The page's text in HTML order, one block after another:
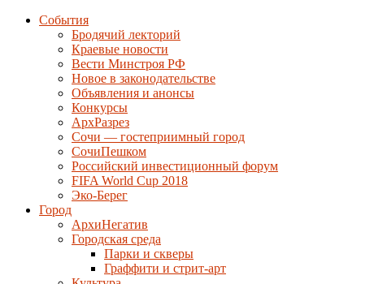
События
Бродячий лекторий
Краевые новости
Вести Минстроя РФ
Новое в законодательстве
Объявления и анонсы
Конкурсы
АрхРазрез
Сочи — гостеприимный город
СочиПешком
Российский инвестиционный форум
FIFA World Cup 2018
Эко-Берег
Город
АрхиНегатив
Городская среда
Парки и скверы
Граффити и стрит-арт